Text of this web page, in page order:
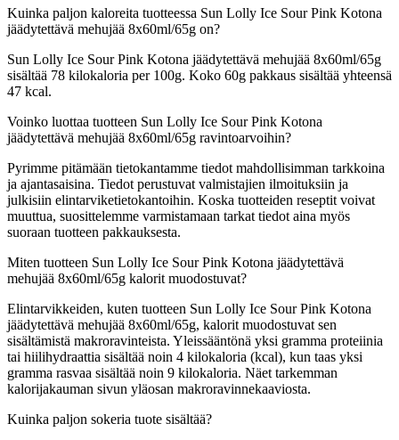
Kuinka paljon kaloreita tuotteessa Sun Lolly Ice Sour Pink Kotona
jäädytettävä mehujää 8x60ml/65g on?
Sun Lolly Ice Sour Pink Kotona jäädytettävä mehujää 8x60ml/65g
sisältää 78 kilokaloria per 100g. Koko 60g pakkaus sisältää yhteensä
47 kcal.
Voinko luottaa tuotteen Sun Lolly Ice Sour Pink Kotona
jäädytettävä mehujää 8x60ml/65g ravintoarvoihin?
Pyrimme pitämään tietokantamme tiedot mahdollisimman tarkkoina
ja ajantasaisina. Tiedot perustuvat valmistajien ilmoituksiin ja
julkisiin elintarviketietokantoihin. Koska tuotteiden reseptit voivat
muuttua, suosittelemme varmistamaan tarkat tiedot aina myös
suoraan tuotteen pakkauksesta.
Miten tuotteen Sun Lolly Ice Sour Pink Kotona jäädytettävä
mehujää 8x60ml/65g kalorit muodostuvat?
Elintarvikkeiden, kuten tuotteen Sun Lolly Ice Sour Pink Kotona
jäädytettävä mehujää 8x60ml/65g, kalorit muodostuvat sen
sisältämistä makroravinteista. Yleissääntönä yksi gramma proteiinia
tai hiilihydraattia sisältää noin 4 kilokaloria (kcal), kun taas yksi
gramma rasvaa sisältää noin 9 kilokaloria. Näet tarkemman
kalorijakauman sivun yläosan makroravinnekaaviosta.
Kuinka paljon sokeria tuote sisältää?